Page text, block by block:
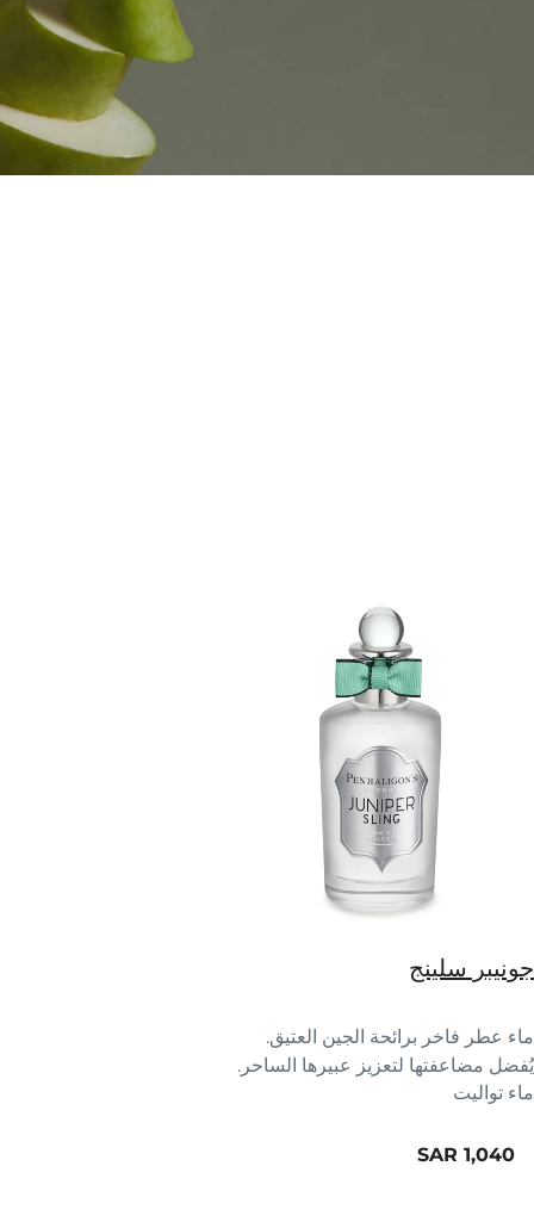
جونيبر سلينج
ماء عطر فاخر برائحة الجين العتيق.
يُفضل مضاعفتها لتعزيز عبيرها الساحر.
ماء تواليت